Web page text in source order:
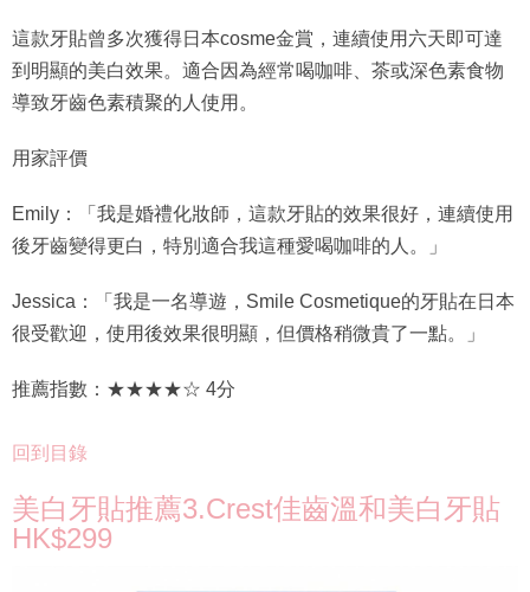
這款牙貼曾多次獲得日本cosme金賞，連續使用六天即可達
到明顯的美白效果。適合因為經常喝咖啡、茶或深色素食物
導致牙齒色素積聚的人使用。
用家評價
Emily：「我是婚禮化妝師，這款牙貼的效果很好，連續使用
後牙齒變得更白，特別適合我這種愛喝咖啡的人。」
Jessica：「我是一名導遊，Smile Cosmetique的牙貼在日本
很受歡迎，使用後效果很明顯，但價格稍微貴了一點。」
推薦指數：★★★★☆ 4分
回到目錄
美白牙貼推薦3.Crest佳齒溫和美白牙貼
HK$299